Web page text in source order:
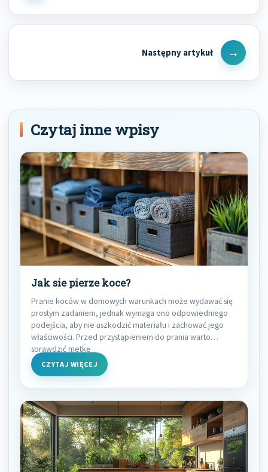
Next
Post
Czytaj inne wpisy
Jak sie pierze koce?
Pranie koców w domowych warunkach może wydawać się
prostym zadaniem, jednak wymaga ono odpowiedniego
podejścia, aby nie uszkodzić materiału i zachować jego
właściwości. Przed przystąpieniem do prania warto
sprawdzić metkę
CZYTAJ WIĘCEJ